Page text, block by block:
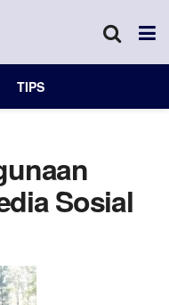
TIPS
Sosial